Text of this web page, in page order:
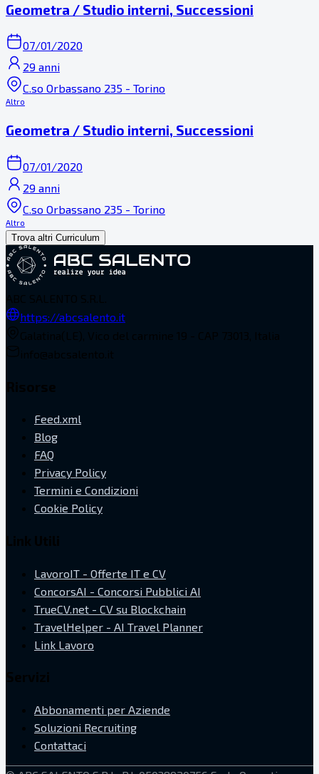
Geometra / Studio interni, Successioni
07/01/2020
29 anni
C.so Orbassano 235 - Torino
Altro
Geometra / Studio interni, Successioni
07/01/2020
29 anni
C.so Orbassano 235 - Torino
Altro
Trova altri Curriculum
https://abcsalento.it
Feed.xml
Blog
FAQ
Privacy Policy
Termini e Condizioni
Cookie Policy
LavoroIT - Offerte IT e CV
ConcorsAI - Concorsi Pubblici AI
TrueCV.net - CV su Blockchain
TravelHelper - AI Travel Planner
Link Lavoro
Abbonamenti per Aziende
Soluzioni Recruiting
Contattaci